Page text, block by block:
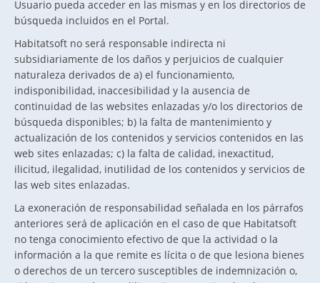
Usuario pueda acceder en las mismas y en los directorios de
búsqueda incluidos en el Portal.
Habitatsoft no será responsable indirecta ni
subsidiariamente de los daños y perjuicios de cualquier
naturaleza derivados de a) el funcionamiento,
indisponibilidad, inaccesibilidad y la ausencia de
continuidad de las websites enlazadas y/o los directorios de
búsqueda disponibles; b) la falta de mantenimiento y
actualización de los contenidos y servicios contenidos en las
web sites enlazadas; c) la falta de calidad, inexactitud,
ilicitud, ilegalidad, inutilidad de los contenidos y servicios de
las web sites enlazadas.
La exoneración de responsabilidad señalada en los párrafos
anteriores será de aplicación en el caso de que Habitatsoft
no tenga conocimiento efectivo de que la actividad o la
información a la que remite es lícita o de que lesiona bienes
o derechos de un tercero susceptibles de indemnización o,